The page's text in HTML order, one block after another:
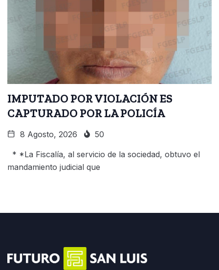
IMPUTADO POR VIOLACIÓN ES
CAPTURADO POR LA POLICÍA
8 Agosto, 2026 50
* *La Fiscalía, al servicio de la sociedad, obtuvo el
mandamiento judicial que